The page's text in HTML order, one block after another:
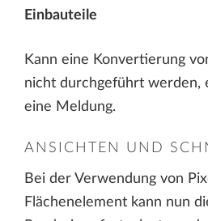
Einbauteile
Kann eine Konvertierung
nicht durchgeführt werden,
eine Meldung.
ANSICHTEN UND
Bei der Verwendung von
Flächenelement kann nun